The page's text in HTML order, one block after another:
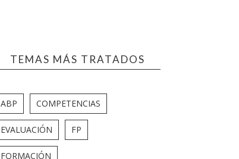
TEMAS MÁS TRATADOS
ABP COMPETENCIAS
EVALUACIÓN FP
FORMACIÓN